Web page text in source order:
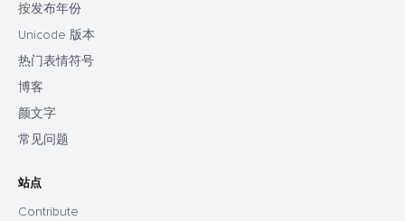
按发布年份
Unicode 版本
热门表情符号
博客
颜文字
常见问题
站点
Contribute